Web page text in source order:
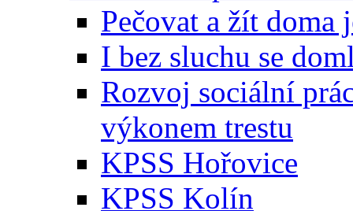
Pečovat a žít doma
I bez sluchu se
Rozvoj sociální
výkonem trestu
KPSS Hořovice
KPSS Kolín